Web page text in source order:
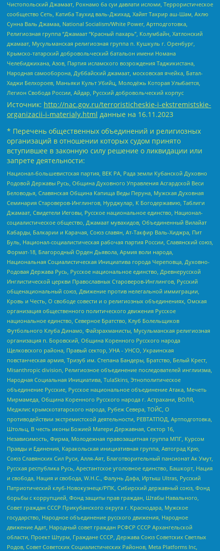
Чистопольский Джамаат, Рохнамо ба суи давлати исломи, Террористическое
сообщество Сеть, Катиба Таухид валь-Джихад, Хайят Тахрир аш-Шам, Ахлю
Сунна Валь Джамаа, National Socialism/White Power, Артподготовка,
Религиозная группа “Джамаат “Красный пахарь”, Колумбайн, Хатлонский
джамаат, Мусульманская религиозная группа п. Кушкуль г. Оренбург,
Крымско-татарский добровольческий батальон имени Номана
Челебиджихана, Азов, Партия исламского возрождения Таджикистана,
Народная самооборона, Дуббайский джамаат, московская ячейка, Батал-
Хаджи Белхороев, Маньяки Культ Убийц, Молодёжь Которая Улыбается,
Легион Свобода России, Айдар, Русский добровольческий корпус
Источник: http://nac.gov.ru/terroristicheskie-i-ekstremistskie-
organizacii-i-materialy.html данные на 16.11.2023
* Перечень общественных объединений и религиозных
организаций в отношении которых судом принято
вступившее в законную силу решение о ликвидации или
запрете деятельности:
Национал-большевистская партия, ВЕК РА, Рада земли Кубанской Духовно
Родовой Державы Русь, Община Духовного Управления Асгардской Веси
Беловодья, Славянская Община Капища Веды Перуна, Мужская Духовная
Семинария Староверов-Инглингов, Нурджулар, К Богодержавию, Таблиги
Джамаат, Свидетели Иеговы, Русское национальное единство, Национал-
социалистическое общество, Джамаат мувахидов, Объединенный Вилайат
Кабарды, Балкарии и Карачая, Союз славян, Ат-Такфир Валь-Хиджра, Пит
Буль, Национал-социалистическая рабочая партия России, Славянский союз,
Формат-18, Благородный Орден Дьявола, Армия воли народа,
Национальная Социалистическая Инициатива города Череповца, Духовно-
Родовая Держава Русь, Русское национальное единство, Древнерусской
Инглистической церкви Православных Староверов-Инглингов, Русский
общенациональный союз, Движение против нелегальной иммиграции,
Кровь и Честь, О свободе совести и о религиозных объединениях, Омская
организация общественного политического движения Русское
национальное единство, Северное Братство, Клуб Болельщиков
Футбольного Клуба Динамо, Файзрахманисты, Мусульманская религиозная
организация п. Боровский, Община Коренного Русского народа
Щелковского района, Правый сектор, УНА - УНСО, Украинская
повстанческая армия, Тризуб им. Степана Бандеры, Братство, Белый Крест,
Misanthropic division, Религиозное объединение последователей инглиизма,
Народная Социальная Инициатива, TulaSkins, Этнополитическое
объединение Русские, Русское национальное объединение Атака, Мечеть
Мирмамеда, Община Коренного Русского народа г. Астрахани, ВОЛЯ,
Меджлис крымскотатарского народа, Рубеж Севера, ТОЙС, О
противодействии экстремистской деятельности, РЕВТАТПОД, Артподготовка,
Штольц, В честь иконы Божией Матери Державная, Сектор 16,
Независимость, Фирма, Молодежная правозащитная группа МПГ, Курсом
Правды и Единения, Каракольская инициативная группа, Автоград Крю,
Союз Славянских Сил Руси, Алля-Аят, Благотворительный пансионат Ак Умут,
Русская республика Русь, Арестантское уголовное единство, Башкорт, Нация
и свобода, Нация и свобода, W.H.С., Фалунь Дафа, Иртыш Ultras, Русский
Патриотический клуб-Новокузнецк/РПК, Сибирский державный союз, Фонд
борьбы с коррупцией, Фонд защиты прав граждан, Штабы Навального,
Совет граждан СССР Прикубанского округа г. Краснодара, Мужское
государство, Народное объединение русского движения, Народное
движение Адат, Народный совет граждан РСФСР СССР Архангельской
области, Проект Штурм, Граждане СССР, Держава Союз Советских Светлых
Родов, Совет Советских Социалистических Районов, Meta Platforms Inc,